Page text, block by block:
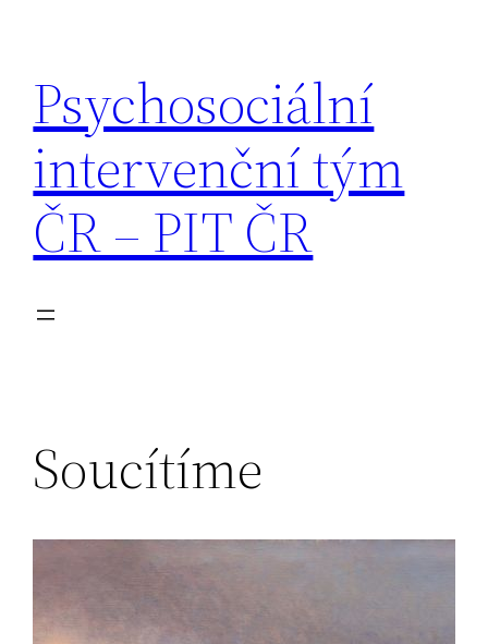
obsah
Psychosociální
intervenční tým
ČR – PIT ČR
Soucítíme